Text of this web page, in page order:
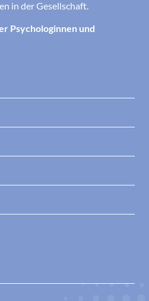
in der Gesellschaft.
Psychologinnen und